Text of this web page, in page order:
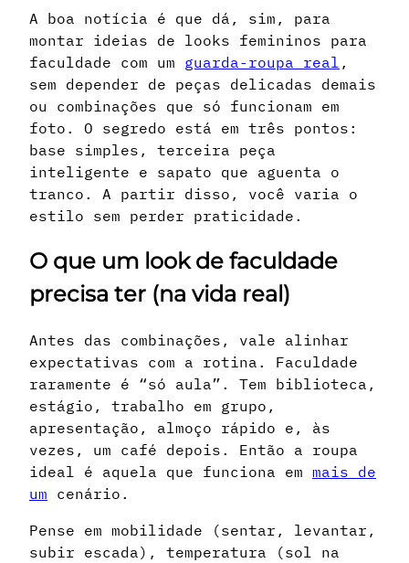
A boa notícia é que dá, sim, para
montar ideias de looks femininos para
faculdade com um guarda-roupa real ,
sem depender de peças delicadas demais
ou combinações que só funcionam em
foto. O segredo está em três pontos:
base simples, terceira peça
inteligente e sapato que aguenta o
tranco. A partir disso, você varia o
estilo sem perder praticidade.
O que um look de faculdade
precisa ter (na vida real)
Antes das combinações, vale alinhar
expectativas com a rotina. Faculdade
raramente é “só aula”. Tem biblioteca,
estágio, trabalho em grupo,
apresentação, almoço rápido e, às
vezes, um café depois. Então a roupa
ideal é aquela que funciona em mais de
um cenário.
Pense em mobilidade (sentar, levantar,
subir escada), temperatura (sol na